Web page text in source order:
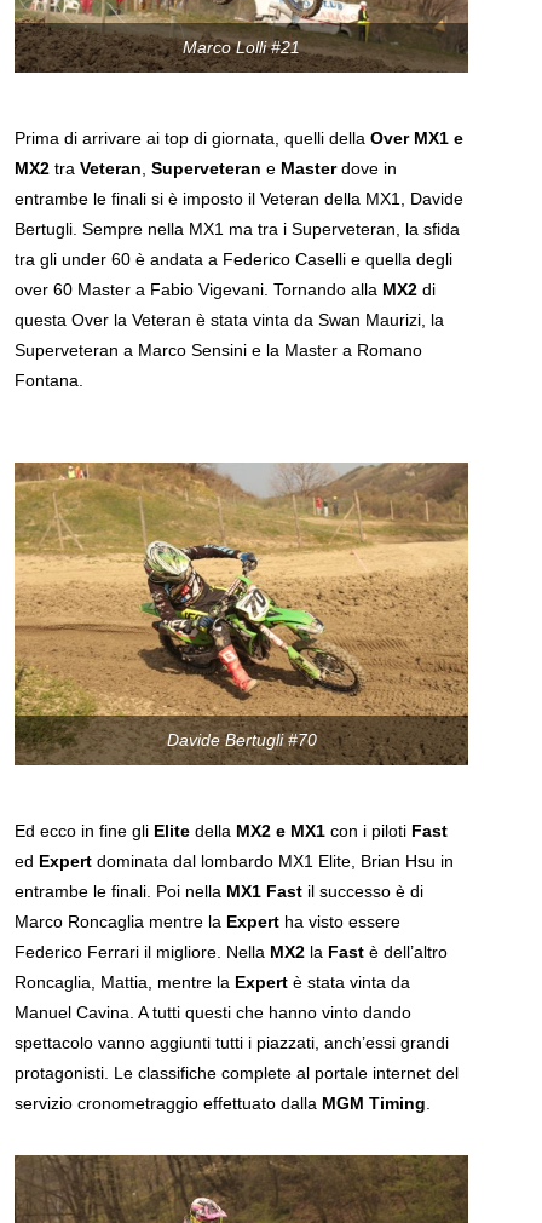
Marco Lolli #21
Prima di arrivare ai top di giornata, quelli dellaOver MX1 e
MX2traVeteran ,Superveteran e Masterdove in
entrambe le finali si è imposto il Veteran della MX1, Davide
Bertugli. Sempre nella MX1 ma tra i Superveteran, la sfida
tra gli under 60 è andata a Federico Caselli e quella degli
over 60 Master a Fabio Vigevani. Tornando alla MX2di
questa Over la Veteran è stata vinta da Swan Maurizi, la
Superveteran a Marco Sensini e la Master a Romano
Fontana.
Davide Bertugli #70
Ed ecco in fine gli Elite della MX2 e MX1 con i piloti Fast
ed Expertdominata dal lombardo MX1 Elite, Brian Hsu in
entrambe le finali. Poi nella MX1 Fast il successo è di
Marco Roncaglia mentre la Expert ha visto essere
Federico Ferrari il migliore. Nella MX2 la Fast è dell’altro
Roncaglia, Mattia, mentre la Expert è stata vinta da
Manuel Cavina. A tutti questi che hanno vinto dando
spettacolo vanno aggiunti tutti i piazzati, anch’essi grandi
protagonisti. Le classifiche complete al portale internet del
servizio cronometraggio effettuato dalla MGM Timing